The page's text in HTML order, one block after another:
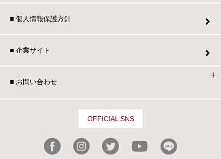
■ 個人情報保護方針
■ 企業サイト
■ お問い合わせ
OFFICIAL SNS